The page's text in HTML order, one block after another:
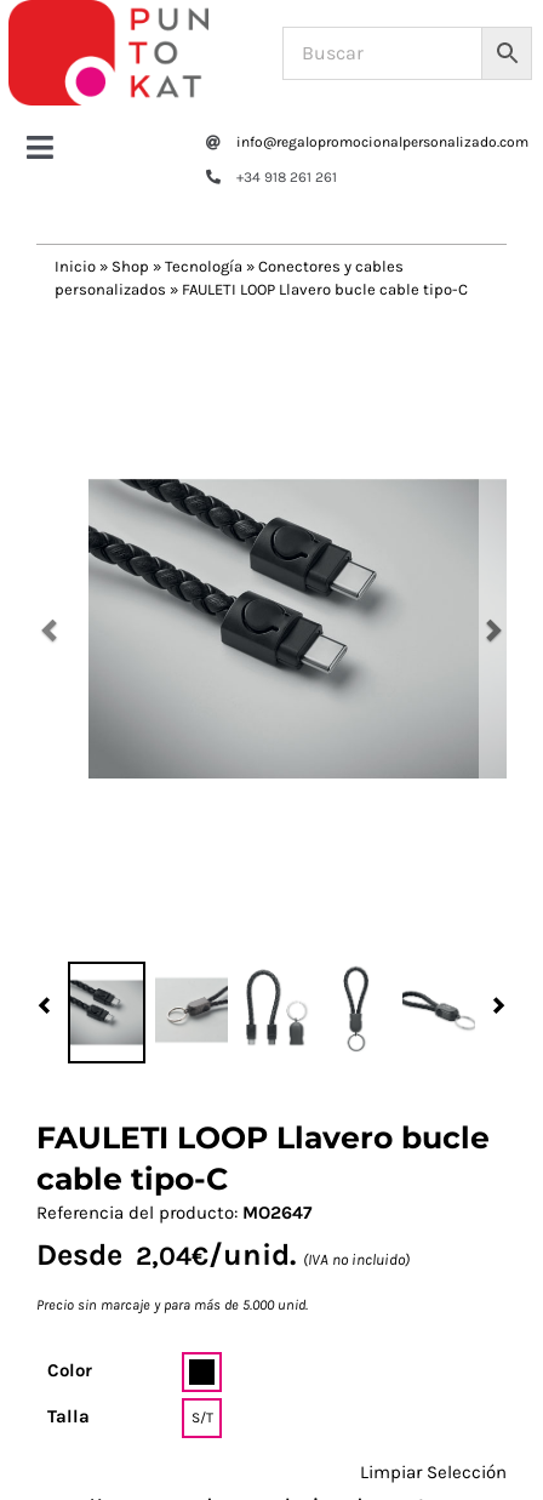
Saltar
contenido
Toggle
Tazas y botellas
Escritura
Navidad 🎄 Invierno
Más Regalos
info@regalopromocionalpersonalizado.com
+34 918 261 261
Inicio » Shop » Tecnología » Conectores y cables
personalizados » FAULETI LOOP Llavero bucle cable tipo-C
Previous
FAULETI LOOP Llavero bucle
cable tipo-C
Referencia del producto: MO2647
Desde 2,04€/unid. (IVA no incluido)
Precio sin marcaje y para más de 5.000 unid.
Color
Talla S/T
Limpiar Selección